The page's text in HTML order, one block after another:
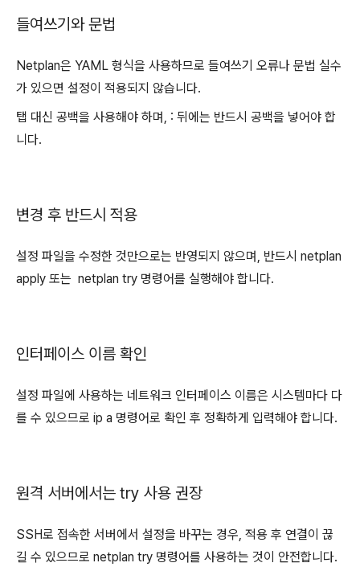
들여쓰기와 문법
Netplan은 YAML 형식을 사용하므로 들여쓰기 오류나 문법 실수
가 있으면 설정이 적용되지 않습니다.
탭 대신 공백을 사용해야 하며, : 뒤에는 반드시 공백을 넣어야 합
니다.
변경 후 반드시 적용
설정 파일을 수정한 것만으로는 반영되지 않으며, 반드시 netplan
apply 또는 netplan try 명령어를 실행해야 합니다.
인터페이스 이름 확인
설정 파일에 사용하는 네트워크 인터페이스 이름은 시스템마다 다
를 수 있으므로 ip a 명령어로 확인 후 정확하게 입력해야 합니다.
원격 서버에서는 try 사용 권장
SSH로 접속한 서버에서 설정을 바꾸는 경우, 적용 후 연결이 끊
길 수 있으므로 netplan try 명령어를 사용하는 것이 안전합니다.